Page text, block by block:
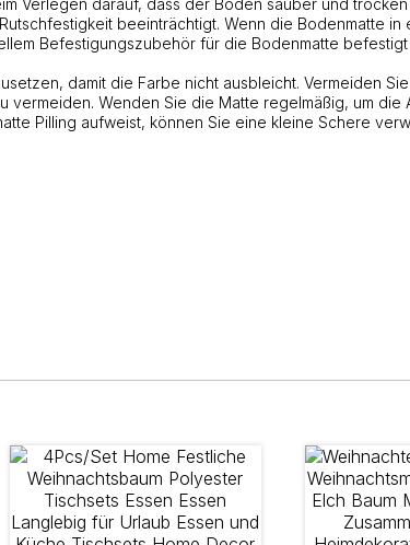
Verlegen darauf, dass der Boden sauber und
beeinträchtigt. Wenn die Bodenmatte in
Befestigungszubehör für die Bodenmatte
damit die Farbe nicht ausbleicht. Vermeiden
Wenden Sie die Matte regelmäßig, um die
Pilling aufweist, können Sie eine kleine Schere